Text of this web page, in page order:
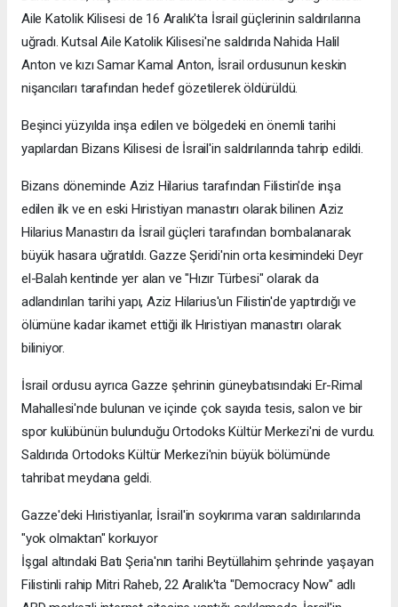
Aile Katolik Kilisesi de 16 Aralık'ta İsrail güçlerinin saldırılarına
uğradı. Kutsal Aile Katolik Kilisesi'ne saldırıda Nahida Halil
Anton ve kızı Samar Kamal Anton, İsrail ordusunun keskin
nişancıları tarafından hedef gözetilerek öldürüldü.
Beşinci yüzyılda inşa edilen ve bölgedeki en önemli tarihi
yapılardan Bizans Kilisesi de İsrail'in saldırılarında tahrip edildi.
Bizans döneminde Aziz Hilarius tarafından Filistin'de inşa
edilen ilk ve en eski Hıristiyan manastırı olarak bilinen Aziz
Hilarius Manastırı da İsrail güçleri tarafından bombalanarak
büyük hasara uğratıldı. Gazze Şeridi'nin orta kesimindeki Deyr
el-Balah kentinde yer alan ve "Hızır Türbesi" olarak da
adlandırılan tarihi yapı, Aziz Hilarius'un Filistin'de yaptırdığı ve
ölümüne kadar ikamet ettiği ilk Hıristiyan manastırı olarak
biliniyor.
İsrail ordusu ayrıca Gazze şehrinin güneybatısındaki Er-Rimal
Mahallesi'nde bulunan ve içinde çok sayıda tesis, salon ve bir
spor kulübünün bulunduğu Ortodoks Kültür Merkezi'ni de vurdu.
Saldırıda Ortodoks Kültür Merkezi'nin büyük bölümünde
tahribat meydana geldi.
Gazze'deki Hıristiyanlar, İsrail'in soykırıma varan saldırılarında
"yok olmaktan" korkuyor
İşgal altındaki Batı Şeria'nın tarihi Beytüllahim şehrinde yaşayan
Filistinli rahip Mitri Raheb, 22 Aralık'ta "Democracy Now" adlı